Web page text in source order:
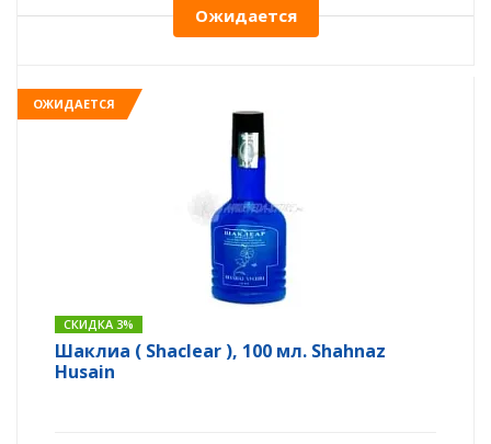
Ожидается
ОЖИДАЕТСЯ
СКИДКА 3%
Шаклиа ( Shaclear ), 100 мл. Shahnaz
Husain